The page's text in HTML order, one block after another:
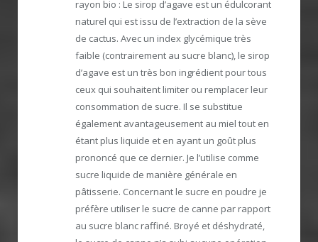
rayon bio : Le sirop d’agave est un édulcorant
naturel qui est issu de l’extraction de la sève
de cactus. Avec un index glycémique très
faible (contrairement au sucre blanc), le sirop
d’agave est un très bon ingrédient pour tous
ceux qui souhaitent limiter ou remplacer leur
consommation de sucre. Il se substitue
également avantageusement au miel tout en
étant plus liquide et en ayant un goût plus
prononcé que ce dernier. Je l’utilise comme
sucre liquide de manière générale en
pâtisserie. Concernant le sucre en poudre je
préfère utiliser le sucre de canne par rapport
au sucre blanc raffiné. Broyé et déshydraté,